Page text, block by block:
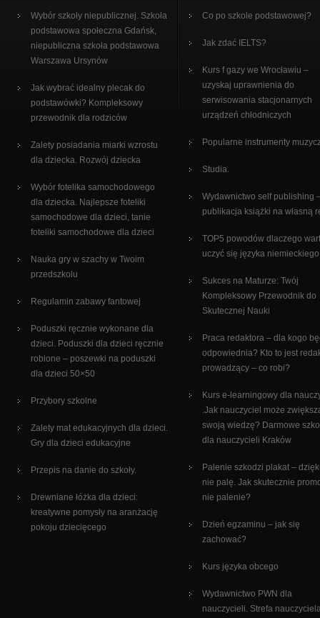
Wybór szkoły niepublicznej. Szkoła
podstawowa społeczna Gdańsk,
niepubliczna szkoła podstawowa
Warszawa Ursynów
Jak wybrać idealny plecak do
podstawówki? Kompleksowy
przewodnik dla rodziców
Zalety posiadania miarki wzrostu
dla dziecka. Rozwój dziecka
Wybór fotelika samochodowego
dla dziecka. Najlepsze foteliki
samochodowe dla dzieci, tanie
foteliki samochodowe dla dzieci
Nauka gry w szachy w Twoim
przedszkolu
Regulamin zabawy fantowej
Poduszki ręcznie wykonane dla
dzieci. Poduszki dla dzieci ręcznie
robione – poszewki na poduszki
dla dzieci 50×50
Przybory szkolne
Zalety mat edukacyjnych dla dzieci.
Gry dla dzieci edukacyjne
Przepis na danie do szkoły.
Drewniane łóżka dla dzieci:
kreatywne pomysły na aranżację
pokoju dziecięcego
Co po szkole podstawowej?
Jak zdać IELTS?
Kurs f gazy we Wrocławiu –
uzyskaj uprawnienia do
serwisowania stacjonarnych
urządzeń chłodniczych
Popularne instrumenty
Studia.
Wydawnictwo self publishing
publikacja książki na własną
TOP5 powodów dlaczego
uczyć się języka
Sukces na Maturze: Twój
Kompleksowy Przewodnik do
Skutecznej Nauki
Praca redaktora – dla kogo
odpowiednia? Kto to jest
prowadzący – co robi?
Kurs e-learningowy dla
.Jak nauczyciel może
swoją wiedzę? Darmowe
dla nauczycieli Kraków
Palenie szkodzi plakat –
nie palę. Jak skutecznie
nie palenie?
Dzień egzaminu – jak się
zachować?
Kurs języka obcego
Wydawnictwo PWN dla
nauczycieli. Strefa